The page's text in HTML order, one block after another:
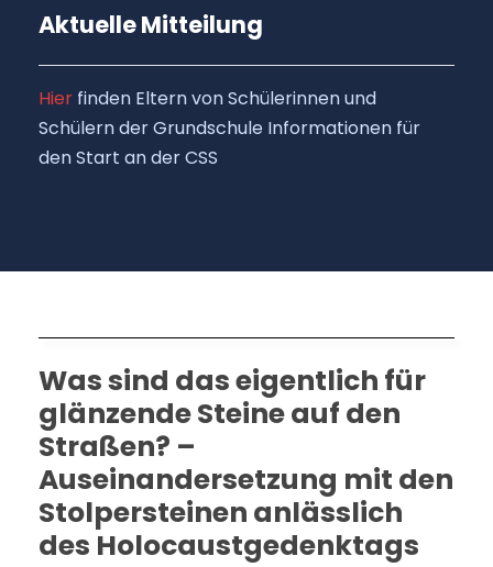
Aktuelle Mitteilung
Hier finden Eltern von Schülerinnen und
Schülern der Grundschule Informationen für
den Start an der CSS
Was sind das eigentlich für
glänzende Steine auf den
Straßen? –
Auseinandersetzung mit den
Stolpersteinen anlässlich
des Holocaustgedenktags